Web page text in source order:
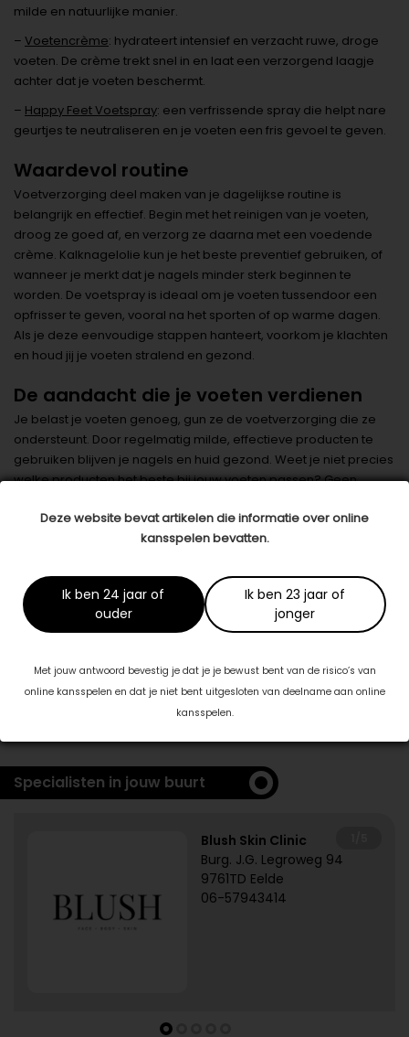
Deze website bevat artikelen die informatie over online
kansspelen bevatten.
Ik ben 24 jaar of
ouder
Ik ben 23 jaar of
jonger
Met jouw antwoord bevestig je dat je je bewust bent van de risico’s van
online kansspelen en dat je niet bent uitgesloten van deelname aan online
kansspelen.
milde en natuurlijke manier.
– Voetencrème: hydrateert intensief en verzacht ruwe, droge
voeten. De crème trekt snel in en laat een verzorgend laagje
achter dat je voeten beschermt.
– Happy Feet Voetspray: een verfrissende spray die helpt nare
geurtjes te neutraliseren en je voeten een fris gevoel te geven.
Waardevol routine
Voetverzorging deel maken van je dagelijkse routine is
belangrijk en effectief. Begin met het reinigen van je voeten,
droog ze goed af, en verzorg ze daarna met een voedende
crème. Kalknagelolie kun je het beste preventief gebruiken, of
wanneer je merkt dat je nagels minder sterk beginnen te
worden. De voetspray is ideaal om je voeten tussendoor een
opfrisser te geven, vooral na het sporten of op warme dagen.
Als je deze eenvoudige stappen hanteert, voorkom je klachten
en houd jij je voeten stralend en gezond.
De aandacht die je voeten verdienen
Je belast je voeten genoeg, gun ze de voetverzorging die ze
ondersteunt. Door regelmatig milde, effectieve producten te
gebruiken blijven je nagels en huid gezond. Weet je niet precies
welke producten het beste bij jouw voeten passen? Geen
ons op. We geven je graag advies, zodat jij met plezier op blote
Deel dit artikel
Dit artikel is tot stand gekomen in samenwerking met:
Drogisterij De Rode Pilaren
Specialisten in jouw buurt
Blush Skin Clinic
Burg. J.G. Legroweg 94
9761TD Eelde
06-57943414